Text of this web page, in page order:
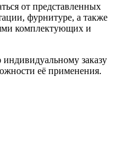
от представленных
фурнитуре, а также
комплектующих и
заказу
её применения.